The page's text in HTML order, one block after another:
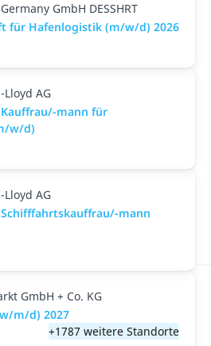
GmbH DESSHRT
für Hafenlogistik (m/w/d) 2026
Lloyd AG
mann für
w/d)
Lloyd AG
mann
GmbH + Co. KG
m/d) 2027
+1787 weitere Standorte